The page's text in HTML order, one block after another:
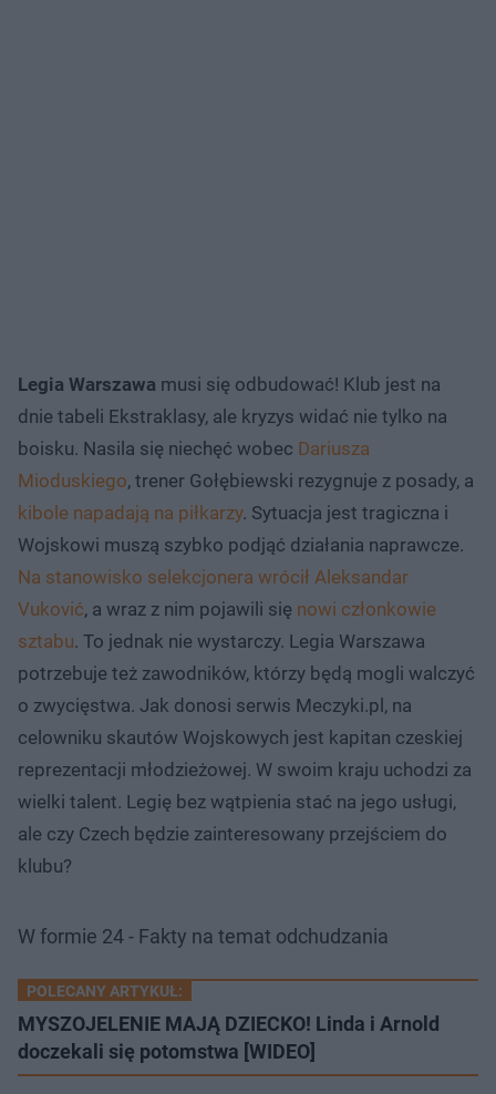
Legia Warszawa musi się odbudować! Klub jest na
dnie tabeli Ekstraklasy, ale kryzys widać nie tylko na
boisku. Nasila się niechęć wobec Dariusza
Mioduskiego, trener Gołębiewski rezygnuje z posady, a
kibole napadają na piłkarzy. Sytuacja jest tragiczna i
Wojskowi muszą szybko podjąć działania naprawcze.
Na stanowisko selekcjonera wrócił Aleksandar
Vuković, a wraz z nim pojawili się nowi członkowie
sztabu. To jednak nie wystarczy. Legia Warszawa
potrzebuje też zawodników, którzy będą mogli walczyć
o zwycięstwa. Jak donosi serwis Meczyki.pl, na
celowniku skautów Wojskowych jest kapitan czeskiej
reprezentacji młodzieżowej. W swoim kraju uchodzi za
wielki talent. Legię bez wątpienia stać na jego usługi,
ale czy Czech będzie zainteresowany przejściem do
klubu?
W formie 24 - Fakty na temat odchudzania
POLECANY ARTYKUŁ:
MYSZOJELENIE MAJĄ DZIECKO! Linda i Arnold
doczekali się potomstwa [WIDEO]